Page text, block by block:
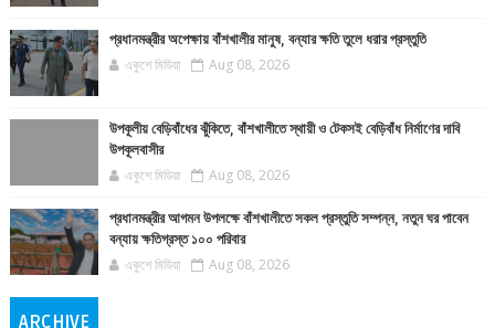
প্রধানমন্ত্রীর অপেক্ষায় বাঁশখালীর মানুষ, বন্যার ক্ষতি তুলে ধরার প্রস্তুতি
একুশে মিডিয়া Aug 08, 2026
উপকূলীয় বেড়িবাঁধের ঝুঁকিতে, বাঁশখালীতে স্থায়ী ও টেকসই বেড়িবাঁধ নির্মাণের দাবি
উপকূলবাসীর
একুশে মিডিয়া Aug 08, 2026
প্রধানমন্ত্রীর আগমন উপলক্ষে বাঁশখালীতে সকল প্রস্তুতি সম্পন্ন, নতুন ঘর পাবেন
বন্যায় ক্ষতিগ্রস্ত ১০০ পরিবার
একুশে মিডিয়া Aug 08, 2026
ARCHIVE